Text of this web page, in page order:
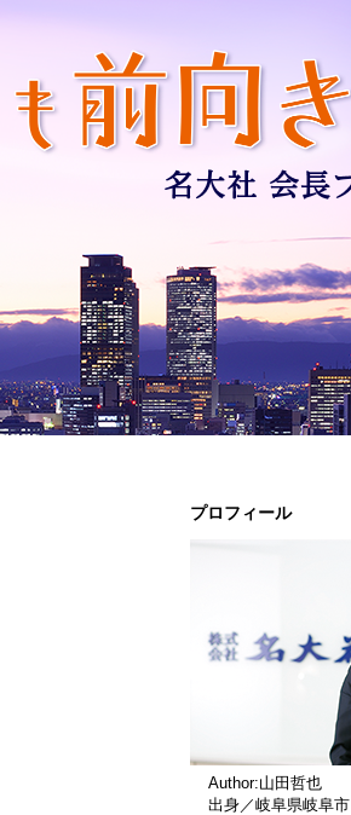
プロフィール
Author:山田哲也
出身／岐阜県岐阜市